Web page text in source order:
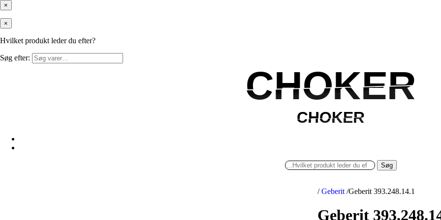
×
×
Hvilket produkt leder du efter?
Søg efter:
CHOKER
CHOKER
CHOKER
CHOKER
Søg
/ Geberit /Geberit 393.248.14.1
Geberit